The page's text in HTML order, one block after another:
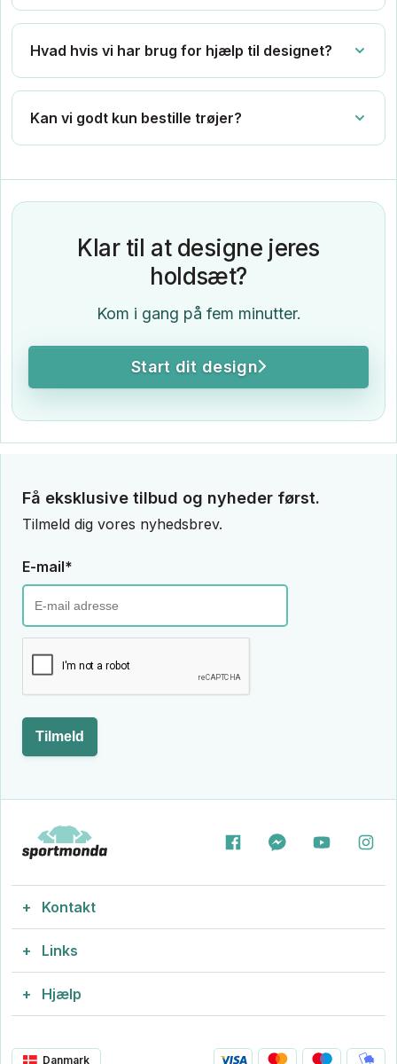
Hvad hvis vi har brug for hjælp til designet?
Kan vi godt kun bestille trøjer?
Klar til at designe jeres
holdsæt?
Kom i gang på fem minutter.
Start dit design
Få eksklusive tilbud og nyheder først.
Tilmeld dig vores nyhedsbrev.
E-mail*
Tilmeld
Kontakt
Engager 2-4, 2605
Links
Fodboldtrøjer med tryk
Fodboldtøj med tryk
Hjælp
Danmark